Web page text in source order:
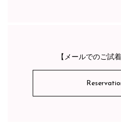
【メールでのご試